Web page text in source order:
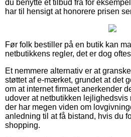
du benytte et tilbud fra for
har til hensigt at honorere prisen
Før folk bestiller på en butik kan
netbutikkens regler, det er dog
Et nemmere alternativ er at
støttet af e-mærket, grundet at det
om at internet firmaet anerkender
udover at netbutikken
der har megen viden om
anledning til at få bistand, hvis du
shopping.